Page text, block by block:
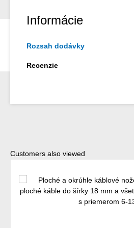
Informácie
Rozsah dodávky
Recenzie
Preskočiť galériu produktov
Customers also viewed